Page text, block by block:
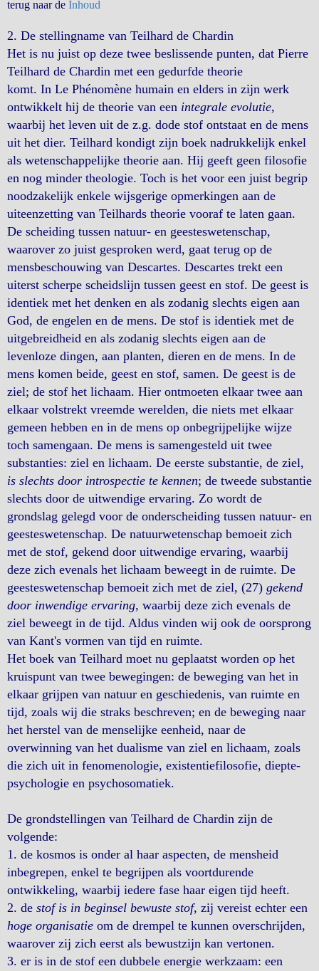
terug naar de Inhoud
2. De stellingname van Teilhard de Chardin
Het is nu juist op deze twee beslissende punten, dat Pierre
Teilhard de Chardin met een gedurfde theorie
komt. In Le Phénomène humain en elders in zijn werk
ontwikkelt hij de theorie van een integrale evolutie,
waarbij het leven uit de z.g. dode stof ontstaat en de mens
uit het dier. Teilhard kondigt zijn boek nadrukkelijk enkel
als wetenschappelijke theorie aan. Hij geeft geen filosofie
en nog minder theologie. Toch is het voor een juist begrip
noodzakelijk enkele wijsgerige opmerkingen aan de
uiteenzetting van Teilhards theorie vooraf te laten gaan.
De scheiding tussen natuur- en geesteswetenschap,
waarover zo juist gesproken werd, gaat terug op de
mensbeschouwing van Descartes. Descartes trekt een
uiterst scherpe scheidslijn tussen geest en stof. De geest is
identiek met het denken en als zodanig slechts eigen aan
God, de engelen en de mens. De stof is identiek met de
uitgebreidheid en als zodanig slechts eigen aan de
levenloze dingen, aan planten, dieren en de mens. In de
mens komen beide, geest en stof, samen. De geest is de
ziel; de stof het lichaam. Hier ontmoeten elkaar twee aan
elkaar volstrekt vreemde werelden, die niets met elkaar
gemeen hebben en in de mens op onbegrijpelijke wijze
toch samengaan. De mens is samengesteld uit twee
substanties: ziel en lichaam. De eerste substantie, de ziel,
is slechts door introspectie te kennen; de tweede substantie
slechts door de uitwendige ervaring. Zo wordt de
grondslag gelegd voor de onderscheiding tussen natuur- en
geesteswetenschap. De natuurwetenschap bemoeit zich
met de stof, gekend door uitwendige ervaring, waarbij
deze zich evenals het lichaam beweegt in de ruimte. De
geesteswetenschap bemoeit zich met de ziel, (27) gekend
door inwendige ervaring, waarbij deze zich evenals de
ziel beweegt in de tijd. Aldus vinden wij ook de oorsprong
van Kant's vormen van tijd en ruimte.
Het boek van Teilhard moet nu geplaatst worden op het
kruispunt van twee bewegingen: de beweging van het in
elkaar grijpen van natuur en geschiedenis, van ruimte en
tijd, zoals wij die straks beschreven; en de beweging naar
het herstel van de menselijke eenheid, naar de
overwinning van het dualisme van ziel en lichaam, zoals
die zich uit in fenomenologie, existentiefilosofie, diepte-
psychologie en psychosomatiek.
De grondstellingen van Teilhard de Chardin zijn de
volgende:
1. de kosmos is onder al haar aspecten, de mensheid
inbegrepen, enkel te begrijpen als voortdurende
ontwikkeling, waarbij iedere fase haar eigen tijd heeft.
2. de stof is in beginsel bewuste stof, zij vereist echter een
hoge organisatie om de drempel te kunnen overschrijden,
waarover zij zich eerst als bewustzijn kan vertonen.
3. er is in de stof een dubbele energie werkzaam: een